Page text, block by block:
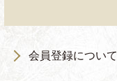
会員登録について